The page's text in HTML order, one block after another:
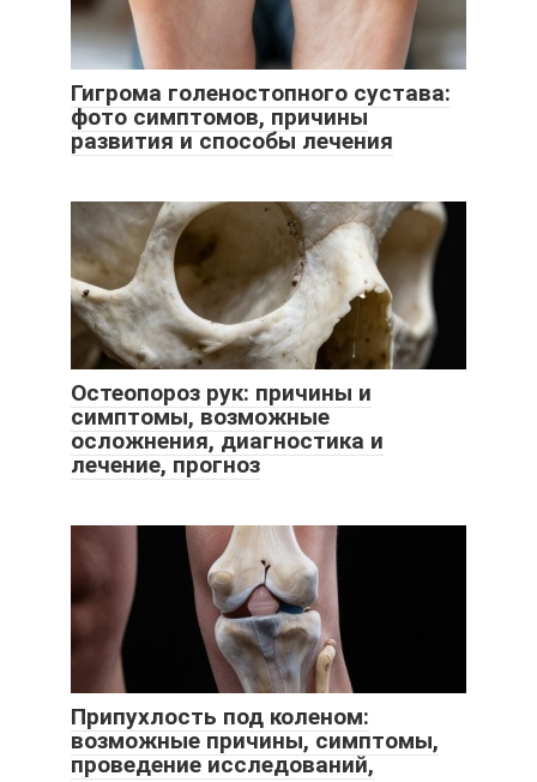
Гигрома голеностопного сустава:
фото симптомов, причины
развития и способы лечения
Остеопороз рук: причины и
симптомы, возможные
осложнения, диагностика и
лечение, прогноз
Припухлость под коленом:
возможные причины, симптомы,
проведение исследований,